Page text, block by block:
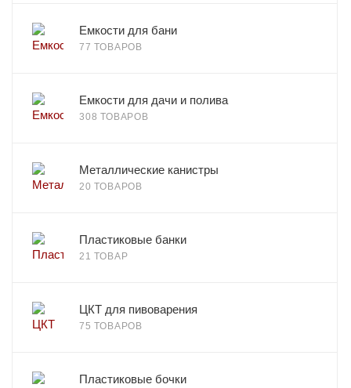
Емкости для бани
77 ТОВАРОВ
Емкости для дачи и полива
308 ТОВАРОВ
Металлические канистры
20 ТОВАРОВ
Пластиковые банки
21 ТОВАР
ЦКТ для пивоварения
75 ТОВАРОВ
Пластиковые бочки